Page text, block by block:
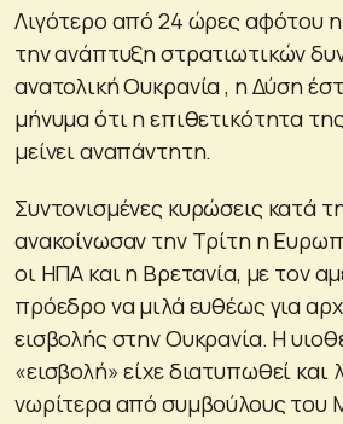
Λιγότερο από 24 ώρες αφότου
την ανάπτυξη στρατιωτικών
ανατολική Ουκρανία , η Δύση
μήνυμα ότι η επιθετικότητα
μείνει αναπάντητη.
Συντονισμένες κυρώσεις κατά
ανακοίνωσαν την Τρίτη η
οι ΗΠΑ και η Βρετανία, με τον
πρόεδρο να μιλά ευθέως για
εισβολής στην Ουκρανία. Η
«εισβολή» είχε διατυπωθεί και
νωρίτερα από συμβούλους του